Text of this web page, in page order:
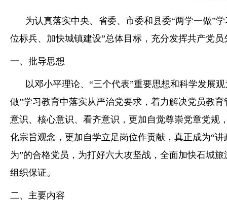
沙娱场城app
为认真落实中央、省委、市委和县委“两学一做”学
位标兵、加快城镇建设”总体目标，充分发挥共产党
一、批导思想
以邓小平理论、“三个代表”重要思想和科学发展观
做”学习教育中落实从严治党要求，着力解决党员教
意识、核心意识、看齐意识，更加自觉尊崇党章党规
化宗旨观念，更加自学立足岗位作贡献，真正成为“
为”的合格党员，为打好六大攻坚战，全面加快石城
组织保证。
二、主要内容